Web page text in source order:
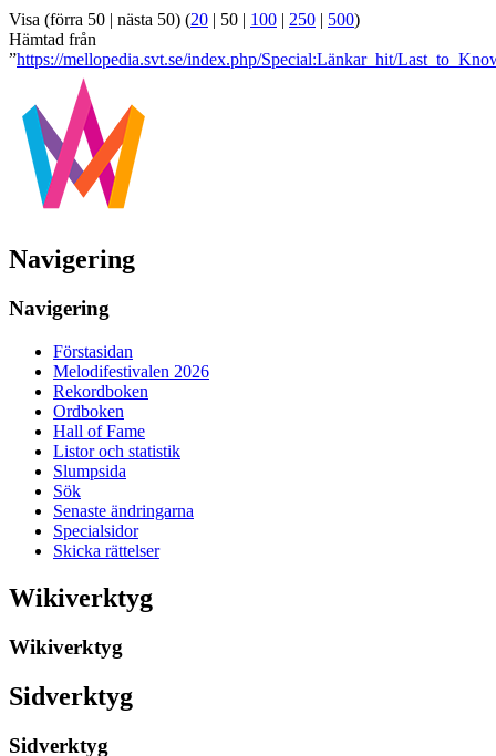
Visa (förra 50 | nästa 50) (20 | 50 | 100 | 250 | 500)
Hämtad från
”https://mellopedia.svt.se/index.php/Special:Länkar_hit/
Navigering
Navigering
Förstasidan
Melodifestivalen 2026
Rekordboken
Ordboken
Hall of Fame
Listor och statistik
Slumpsida
Sök
Senaste ändringarna
Specialsidor
Skicka rättelser
Wikiverktyg
Wikiverktyg
Sidverktyg
Sidverktyg